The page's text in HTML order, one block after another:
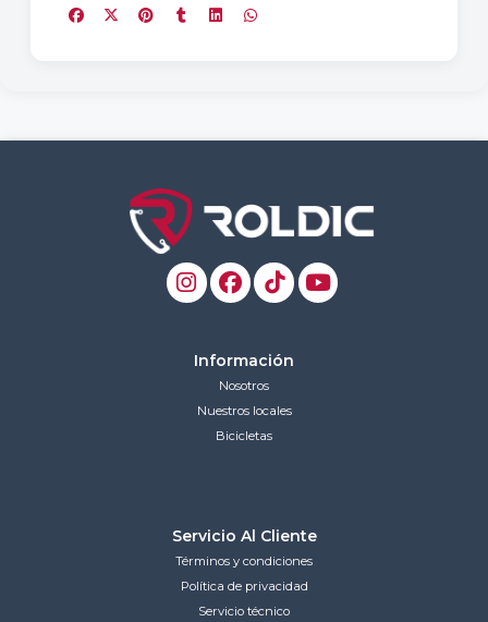
Información
Nosotros
Nuestros locales
Bicicletas
Servicio Al Cliente
Términos y condiciones
Política de privacidad
Servicio técnico